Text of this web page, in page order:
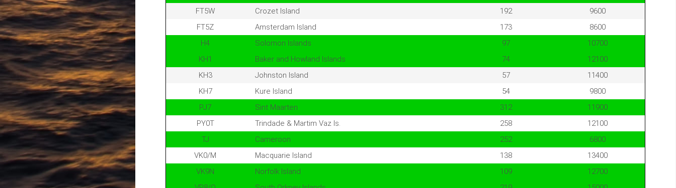
FT5W
Crozet Island 192
9600
FT5Z
Amsterdam Island 173
8600
H4
Solomon Islands 97
10700
KH1
Baker and Howland Islands 74
12100
KH3
Johnston Island 57
11400
KH7
Kure Island 54
9800
PJ7
Sint Maarten 312
11900
PY0T
Trindade & Martim Vaz Is. 258
12100
TJ
Cameroon 252
6800
VK0/M
Macquarie Island 138
13400
VK9N
Norfolk Island 109
12700